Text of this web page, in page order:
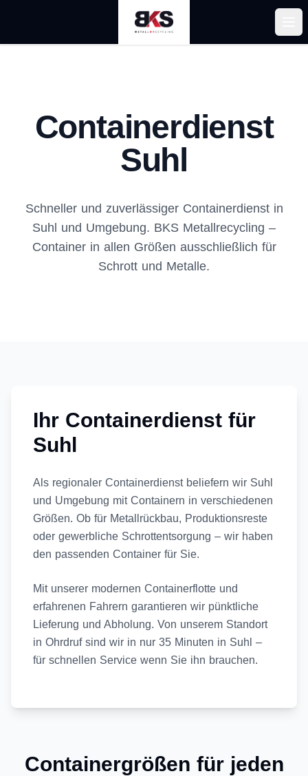
Containerdienst
Suhl
Schneller und zuverlässiger Containerdienst in
Suhl und Umgebung. BKS Metallrecycling –
Container in allen Größen ausschließlich für
Schrott und Metalle.
Ihr Containerdienst für
Suhl
Als regionaler Containerdienst beliefern wir Suhl
und Umgebung mit Containern in verschiedenen
Größen. Ob für Metallrückbau, Produktionsreste
oder gewerbliche Schrottentsorgung – wir haben
den passenden Container für Sie.
Mit unserer modernen Containerflotte und
erfahrenen Fahrern garantieren wir pünktliche
Lieferung und Abholung. Von unserem Standort
in Ohrdruf sind wir in nur 35 Minuten in Suhl –
für schnellen Service wenn Sie ihn brauchen.
Containergrößen für jeden